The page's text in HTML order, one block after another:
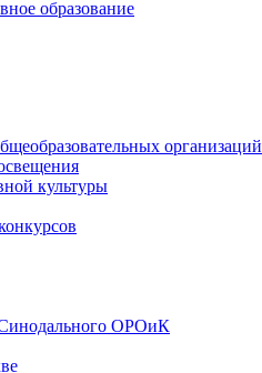
организаций
культуры
Синодального ОРОиК